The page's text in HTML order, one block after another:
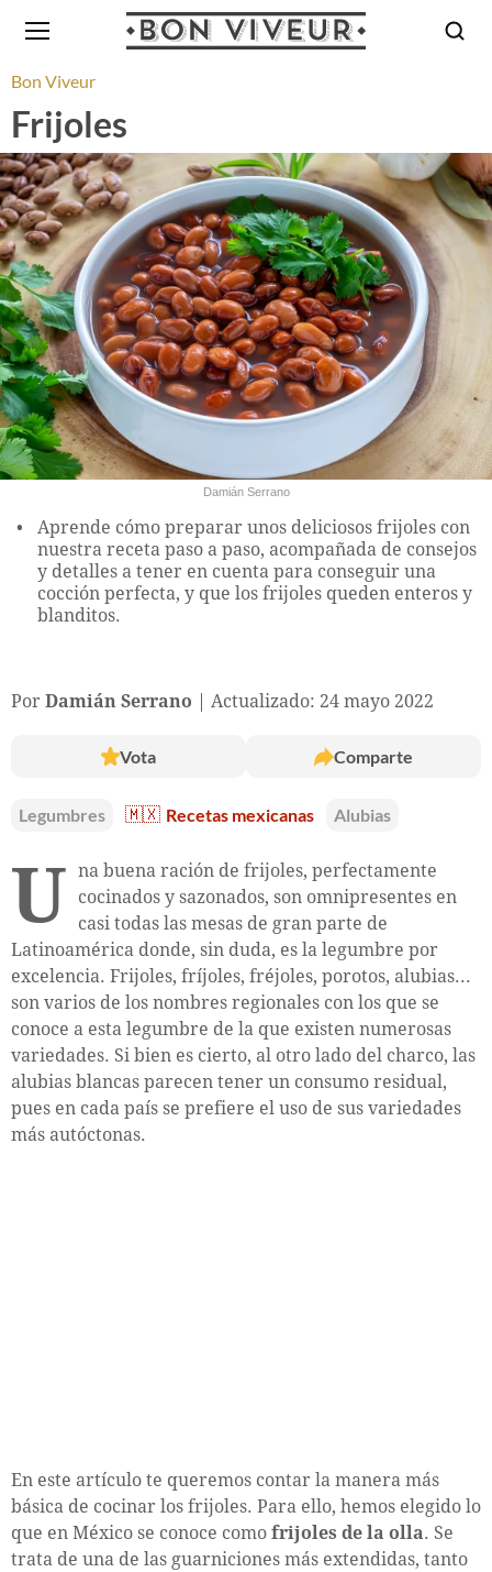
Bon Viveur
Frijoles
Damián Serrano
Aprende cómo preparar unos deliciosos frijoles con
nuestra receta paso a paso, acompañada de consejos
y detalles a tener en cuenta para conseguir una
cocción perfecta, y que los frijoles queden enteros y
blanditos.
Por Damián Serrano Actualizado: 24 mayo 2022
Vota Comparte
Legumbres 🇲🇽 Recetas mexicanas Alubias
U na buena ración de frijoles, perfectamente
cocinados y sazonados, son omnipresentes en
casi todas las mesas de gran parte de
Latinoamérica donde, sin duda, es la legumbre por
excelencia. Frijoles, fríjoles, fréjoles, porotos, alubias...
son varios de los nombres regionales con los que se
conoce a esta legumbre de la que existen numerosas
variedades. Si bien es cierto, al otro lado del charco, las
alubias blancas parecen tener un consumo residual,
pues en cada país se prefiere el uso de sus variedades
más autóctonas.
En este artículo te queremos contar la manera más
básica de cocinar los frijoles. Para ello, hemos elegido lo
que en México se conoce como frijoles de la olla. Se
trata de una de las guarniciones más extendidas, tanto